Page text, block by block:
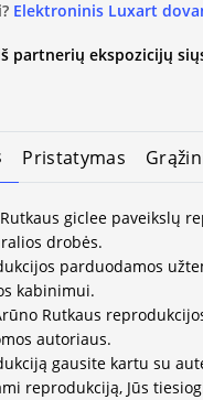
Elektroninis Luxart
partnerių ekspozicijų
Pristatymas
giclee paveikslų
drobės.
parduodamos
kabinimui.
Rutkaus
autoriaus.
gausite kartu su
reprodukciją, Jūs